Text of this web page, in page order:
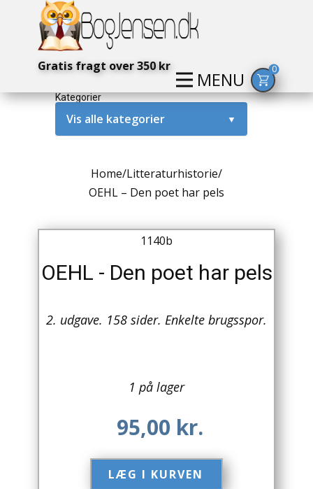
MENU
Gratis fragt over 350 kr 0
Kategorier
Vis alle kategorier ▼
Amerika / USA
Antikke / Specielle Bøger
Antikviteter
Biografier / Erindringer
Home/Litteraturhistorie/
OEHL – Den poet har pels
1140b
OEHL - Den poet har pels
2. udgave. 158 sider. Enkelte brugsspor.
1 på lager
95,00 kr.
LÆG I KURVEN​